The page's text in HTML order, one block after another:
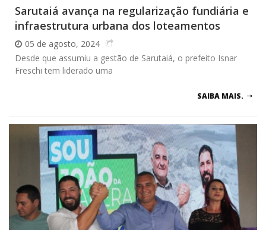
Sarutaiá avança na regularização fundiária e
infraestrutura urbana dos loteamentos
05 de agosto, 2024
Desde que assumiu a gestão de Sarutaiá, o prefeito Isnar
Freschi tem liderado uma
SAIBA MAIS.